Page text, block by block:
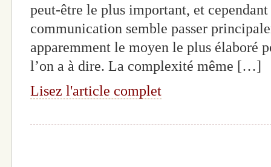
peut-être le plus important, et
communication semble passer
apparemment le moyen le plus élaboré
l’on a à dire. La complexité même […]
Lisez l'article complet